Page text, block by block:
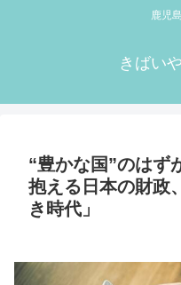
鹿児
きばい
“豊かな国”のは
抱える日本の財政
き時代」